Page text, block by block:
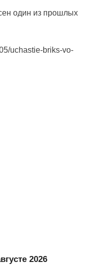
один из прошлых
uchastie-briks-vo-
2026